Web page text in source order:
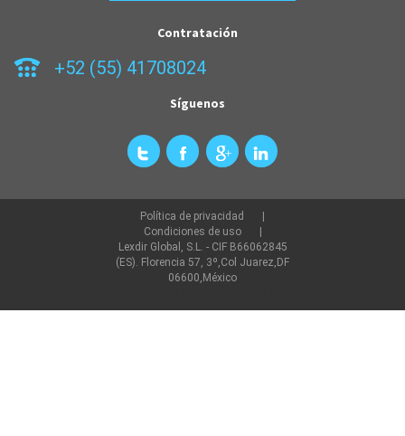
Contratación
+52 (55) 41708024
Síguenos
Política de privacidad
Condiciones de uso
Lexdir Global, S.L. - CIF B66062845
(ES). Florencia 57, 3º,Col Juarez,DF
06600,México